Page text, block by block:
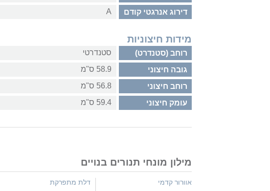
דירוג אנרגטי קודם A
מידות חיצוניות
רוחב (סטנדרט) סטנדרטי
גובה חיצוני 58.9 ס"מ
רוחב חיצוני 56.8 ס"מ
עומק חיצוני 59.4 ס"מ
מילון מונחי תנורים בנויים
אוורור קדמי
דלת מתפרקת